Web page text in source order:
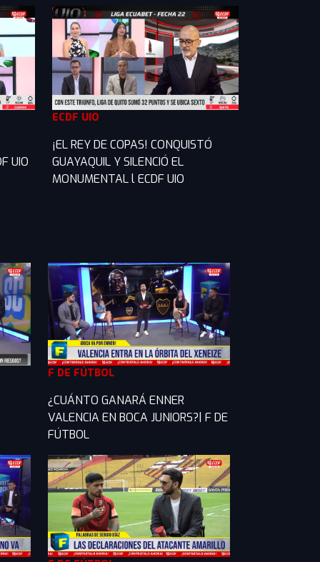
UIO
ECDF UIO
¡EL REY DE COPAS! CONQUISTÓ
GUAYAQUIL Y SILENCIÓ EL
MONUMENTAL l ECDF UIO
F DE FÚTBOL
¿CUÁNTO GANARÁ ENNER
VALENCIA EN BOCA JUNIORS?| F DE
FÚTBOL